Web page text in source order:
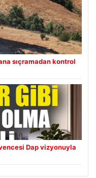
sıçramadan kontrol
Dap vizyonuyla